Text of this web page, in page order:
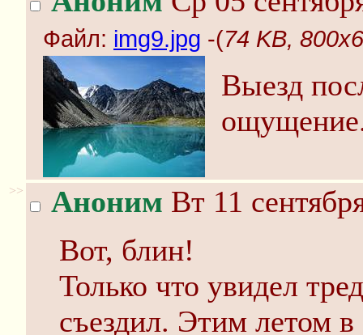
Файл: img9.jpg -(74 KB,
Выезд
>> Аноним Вт 11
Вот, блин!
Только что увидел
съездил. Этим летом